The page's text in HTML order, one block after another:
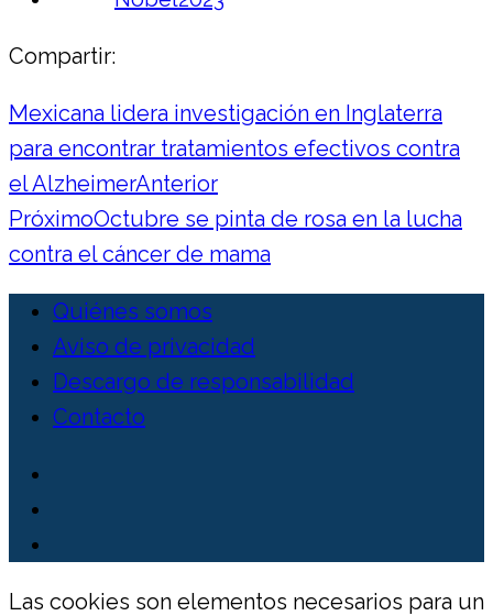
Compartir:
Mexicana lidera investigación en Inglaterra
para encontrar tratamientos efectivos contra
el AlzheimerAnterior
PróximoOctubre se pinta de rosa en la lucha
contra el cáncer de mama
Quiénes somos
Aviso de privacidad
Descargo de responsabilidad
Contacto
Las cookies son elementos necesarios para un